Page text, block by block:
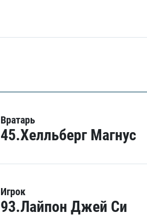
Вратарь
45.Хелльберг Магнус
Игрок
93.Лайпон Джей Си